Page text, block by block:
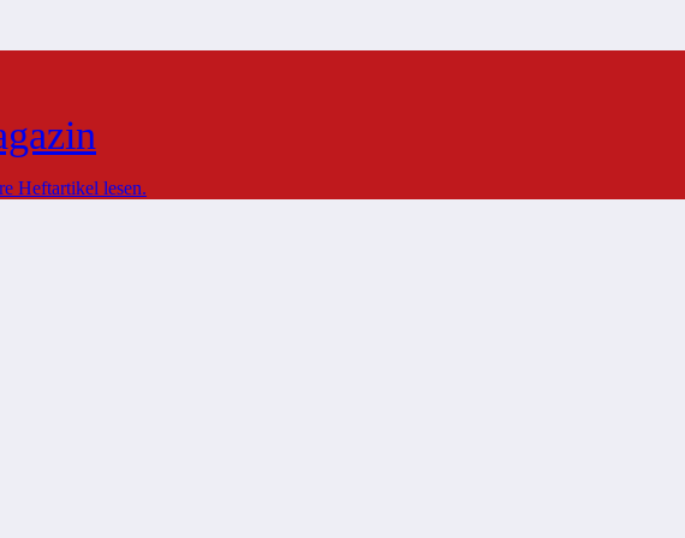
Heftartikel lesen.